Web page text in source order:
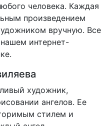
человека. Каждая
произведением
вручную. Все
интернет-
художник,
ангелов. Ее
стилем и